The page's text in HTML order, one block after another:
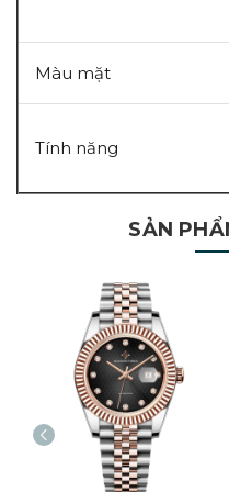
Màu mặt
Tính năng
SẢN